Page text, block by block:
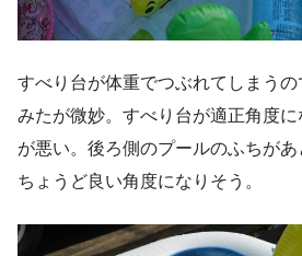
すべり台が体重でつぶれてしまう
みたが微妙。すべり台が適正角度に
が悪い。後ろ側のプールのふちが
ちょうど良い角度になりそう。